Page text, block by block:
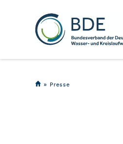
Presse